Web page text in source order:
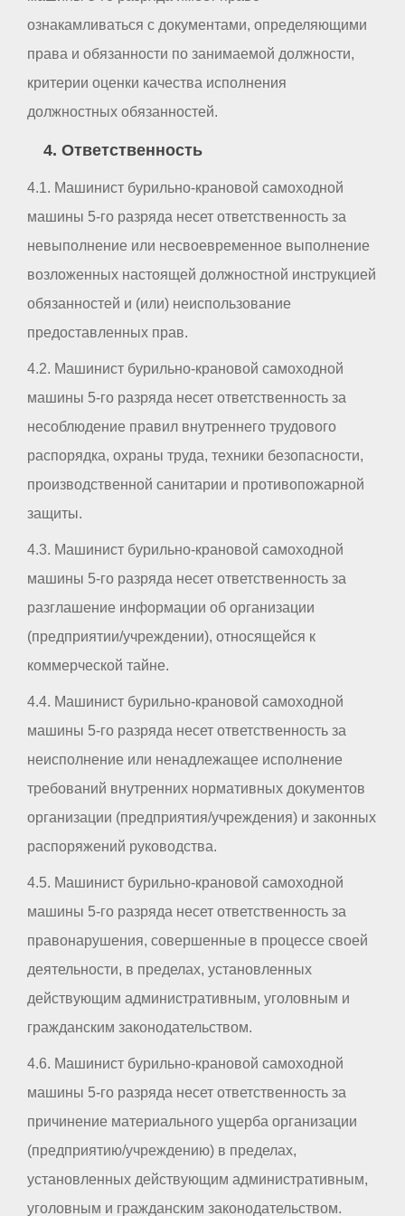
ознакамливаться с документами, определяющими
права и обязанности по занимаемой должности,
критерии оценки качества исполнения
должностных обязанностей.
4. Ответственность
4.1. Машинист бурильно-крановой самоходной
машины 5-го разряда несет ответственность за
невыполнение или несвоевременное выполнение
возложенных настоящей должностной инструкцией
обязанностей и (или) неиспользование
предоставленных прав.
4.2. Машинист бурильно-крановой самоходной
машины 5-го разряда несет ответственность за
несоблюдение правил внутреннего трудового
распорядка, охраны труда, техники безопасности,
производственной санитарии и противопожарной
защиты.
4.3. Машинист бурильно-крановой самоходной
машины 5-го разряда несет ответственность за
разглашение информации об организации
(предприятии/учреждении), относящейся к
коммерческой тайне.
4.4. Машинист бурильно-крановой самоходной
машины 5-го разряда несет ответственность за
неисполнение или ненадлежащее исполнение
требований внутренних нормативных документов
организации (предприятия/учреждения) и законных
распоряжений руководства.
4.5. Машинист бурильно-крановой самоходной
машины 5-го разряда несет ответственность за
правонарушения, совершенные в процессе своей
деятельности, в пределах, установленных
действующим административным, уголовным и
гражданским законодательством.
4.6. Машинист бурильно-крановой самоходной
машины 5-го разряда несет ответственность за
причинение материального ущерба организации
(предприятию/учреждению) в пределах,
установленных действующим административным,
уголовным и гражданским законодательством.